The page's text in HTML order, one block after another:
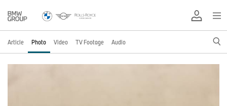
Article Photo Video TV Footage Audio